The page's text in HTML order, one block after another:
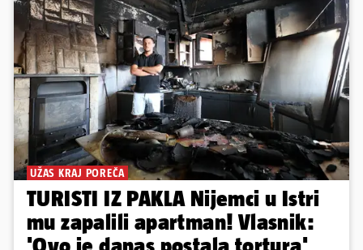
UŽAS KRAJ POREČA
TURISTI IZ PAKLA Nijemci u Istri
mu zapalili apartman! Vlasnik: